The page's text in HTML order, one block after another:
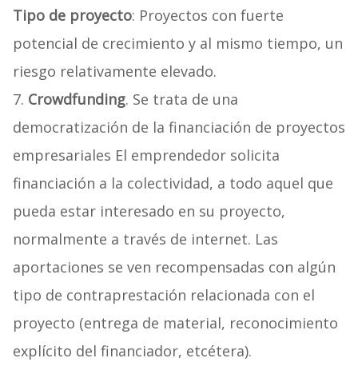
Tipo de proyecto: Proyectos con fuerte
potencial de crecimiento y al mismo tiempo, un
riesgo relativamente elevado.
7. Crowdfunding. Se trata de una
democratización de la financiación de proyectos
empresariales El emprendedor solicita
financiación a la colectividad, a todo aquel que
pueda estar interesado en su proyecto,
normalmente a través de internet. Las
aportaciones se ven recompensadas con algún
tipo de contraprestación relacionada con el
proyecto (entrega de material, reconocimiento
explícito del financiador, etcétera).